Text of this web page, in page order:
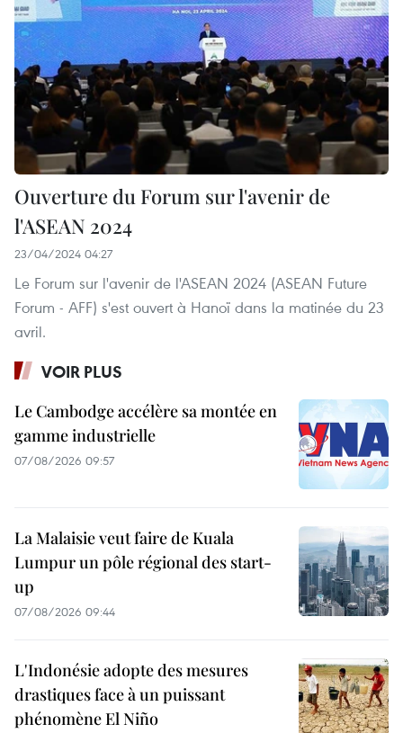
Ouverture du Forum sur l'avenir de
l'ASEAN 2024
23/04/2024 04:27
Le Forum sur l'avenir de l'ASEAN 2024 (ASEAN Future
Forum - AFF) s'est ouvert à Hanoï dans la matinée du 23
avril.
VOIR PLUS
Le Cambodge accélère sa montée en
gamme industrielle
07/08/2026 09:57
La Malaisie veut faire de Kuala
Lumpur un pôle régional des start-
up
07/08/2026 09:44
L'Indonésie adopte des mesures
drastiques face à un puissant
phénomène El Niño